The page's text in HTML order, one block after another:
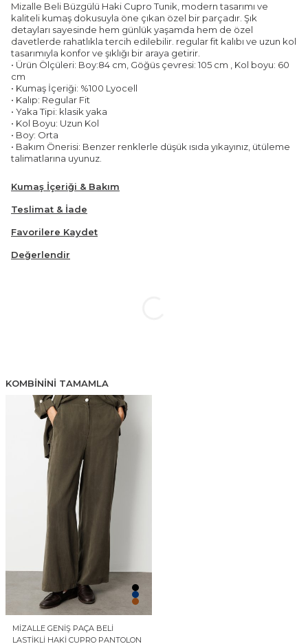
Mizalle Beli Büzgülü Haki Cupro Tunik, modern tasarımı ve
kaliteli kumaş dokusuyla öne çıkan özel bir parçadır. Şık
detayları sayesinde hem günlük yaşamda hem de özel
davetlerde rahatlıkla tercih edilebilir. regular fit kalıbı ve uzun kol
tasarımıyla konfor ve şıklığı bir araya getirir.
• Ürün Ölçüleri: Boy:84 cm, Göğüs çevresi: 105 cm , Kol boyu: 60
cm
• Kumaş İçeriği: %100 Lyocell
• Kalıp: Regular Fit
• Yaka Tipi: klasik yaka
• Kol Boyu: Uzun Kol
• Boy: Orta
• Bakım Önerisi: Benzer renklerle düşük ısıda yıkayınız, ütüleme
talimatlarına uyunuz.
Kumaş İçeriği & Bakım
Teslimat & İade
Favorilere Kaydet
Değerlendir
KOMBININI TAMAMLA
MIZALLE GENIŞ PAÇA BELI
LASTIKLI HAKI CUPRO PANTOLON